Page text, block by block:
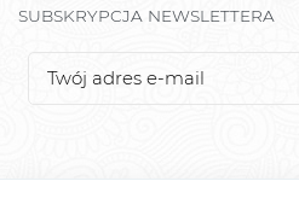
SUBSKRYPCJA NEWSLETTERA